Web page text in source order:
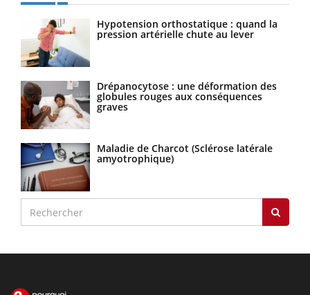
Hypotension orthostatique : quand la
pression artérielle chute au lever
Drépanocytose : une déformation des
globules rouges aux conséquences
graves
Maladie de Charcot (Sclérose latérale
amyotrophique)